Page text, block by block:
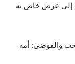
إلى عرض خاص به
والفوضى: أمة